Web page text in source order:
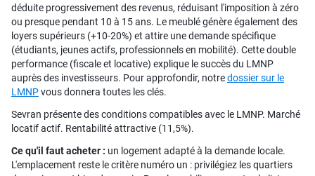
déduite progressivement des revenus, réduisant l'imposition à zéro
ou presque pendant 10 à 15 ans. Le meublé génère également des
loyers supérieurs (+10-20%) et attire une demande spécifique
(étudiants, jeunes actifs, professionnels en mobilité). Cette double
performance (fiscale et locative) explique le succès du LMNP
auprès des investisseurs. Pour approfondir, notredossier sur le
LMNPvous donnera toutes les clés.
Sevran présente des conditions compatibles avec le LMNP. Marché
locatif actif. Rentabilité attractive (11,5%).
Ce qu'il faut acheter : un logement adapté à la demande locale.
L'emplacement reste le critère numéro un : privilégiez les quartiers